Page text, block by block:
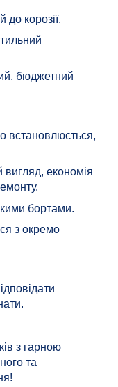
до корозії.
бюджетний
встановлюється,
економія
бортами.
з окремо
з гарною
та